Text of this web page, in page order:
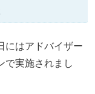
にはアドバイザー
で実施されまし